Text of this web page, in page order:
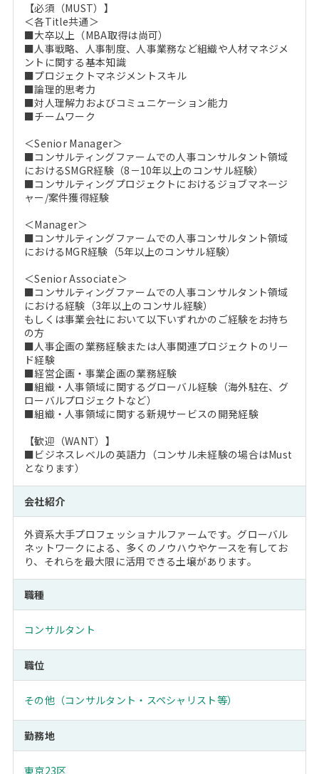
【必須（MUST）】
＜各Title共通＞
■大卒以上（MBA取得は尚可）
■人事戦略、人事制度、人事業務など組織や人材マネジメ
ントに関する基本知識
■プロジェクトマネジメントスキル
■論理的思考力
■対人理解力およびコミュニケーション能力
■チームワーク
＜Senior Manager＞
■コンサルティングファームでの人事コンサルタント領域
におけるSMGR経験（8－10年以上のコンサル経験）
■コンサルティングプロジェクトにおけるジョブマネージ
ャー/案件獲得経験
＜Manager＞
■コンサルティングファームでの人事コンサルタント領域
におけるMGR経験（5年以上のコンサル経験）
＜Senior Associate＞
■コンサルティングファームでの人事コンサルタント領域
における経験（3年以上のコンサル経験）
もしくは事業会社において以下いずれかのご経験をお持ち
の方
■人事企画の業務経験または人事関連プロジェクトのリー
ド経験
■経営企画・事業企画の業務経験
■組織・人事領域に関するグローバル経験（海外駐在、グ
ローバルプロジェクトなど）
■組織・人事領域に関する新規サービスの開発経験
【歓迎（WANT）】
■ビジネスレベルの英語力（コンサル未経験の場合はMust
となります）
会社紹介
外資系大手プロフェッショナルファームです。グローバル
ネットワークによる、多くのノウハウやケースを有してお
り、それらを最大限に活用できる土壌があります。
職種
コンサルタント
職位
その他（コンサルタント・スペシャリスト等）
勤務地
東京23区